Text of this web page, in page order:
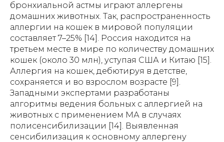
бронхиальной астмы играют аллергены
домашних животных. Так, распространенность
аллергии на кошек в мировой популяции
составляет 7–25% [14]. Россия находится на
третьем месте в мире по количеству домашних
кошек (около 30 млн), уступая США и Китаю [15].
Аллергия на кошек, дебютируя в детстве,
сохраняется и во взрослом возрасте [9].
Западными экспертами разработаны
алгоритмы ведения больных с аллергией на
животных с применением МА в случаях
полисенсибилизации [14]. Выявленная
сенсибилизация к основному аллергену